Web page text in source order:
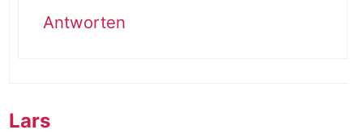
Antworten
Lars